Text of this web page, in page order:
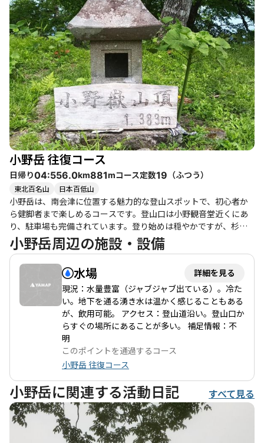
の静かな山歩きを楽しむ方や、絶景を求めて訪れる方が多く、山
頂からは大戸岳や猪苗代湖、磐梯山の美しい眺望が広がります。
特に晴れた日には、青空と霧氷が織りなす幻想的な景色が楽しめ
ます。 登山の途中では、ブナやナラの巨木が立ち並ぶ森を通り抜
け、様々なキノコが登山道を彩ります。特に霧氷が残る季節に
は、まるで桜が咲いたような美しい景観が広がり、登山者を魅了
します。山頂は広々としており、ゆったりとした時間を過ごすこ
とができます。 また、下山後には近くの大内宿で名物のねぎそば
を楽しむことができ、温泉も豊富にあります。特に、会津若松市
内の温泉や、地元のグルメを堪能することができるため、登山の
後も楽しみが尽きません。 ただし、週末は観光客で賑わうことが
多く、駐車場が満車になることもあるため、早めの行動が推奨さ
れます。整備された登山道は歩きやすく、登山初心者でも安心し
て挑戦できるコースです。小野岳での登山は、自然の美しさと静
けさを感じながら、心身ともにリフレッシュできる素晴らしい体
験となるでしょう。
小野岳 往復コース
日帰り04:556.0km881mコース定数19 （ふつう）
東北百名山 日本百低山
小野岳は、南会津に位置する魅力的な登山スポットで、初心者か
ら健脚者まで楽しめるコースです。登山口は小野観音堂近くにあ
り、駐車場も完備されています。登り始めは穏やかですが、杉林
を抜けると急な勾配が続き、九十九折の道をひたすら登ることに
なります。途中、ピンクテープが目印となり、迷うことは少ない
ですが、落葉や石に注意が必要です。 登山中は静けさに包まれ、
周囲の自然を楽しみながらの登行が心地よいです。特に、ブナの
実や栗の跡が見られることから、クマの生活圏に近いことを実感
します。山頂に到達すると、周囲の景色が開け、天候が良ければ
大川ダムや会津盆地、猪苗代湖が望めます。ただし、ガスがかか
ることも多く、眺望が得られないこともあるため、天候には注意
するため、快適な登山を希望するなら避けた方が良いでしょう。
秋には紅葉が楽しめ、四季折々の魅力があります。下山後は、近
くの湯野上温泉で疲れを癒すのもおすすめです。温泉は、景観が
素晴らしく、リラックスできるひとときを提供してくれます。 全
体として、小野岳は自然を満喫しながら体を鍛えることができる
素晴らしい登山コースです。登山道は整備されていますが、急な
箇所も多いため、しっかりとした準備と注意が必要です。特に、
下りは滑りやすいので、転倒に注意しながら楽しんでください。
小野岳周辺の施設・設備
水場
詳細を見る
現況：水量豊富（ジャブジャブ出ている）。冷た
い。地下を通る湧き水は温かく感じることもある
が、飲用可能。 アクセス：登山道沿い。登山口か
らすぐの場所にあることが多い。 補足情報：不
明
このポイントを通過するコース
小野岳 往復コース
小野岳に関連する活動日記 すべて見る